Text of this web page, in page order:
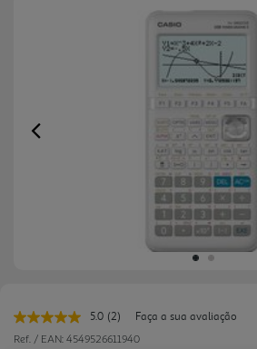
Previous
5.0 Leu
2
(2)
Faça a sua avaliação
Ref. / EAN: 4549526611940